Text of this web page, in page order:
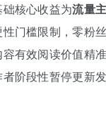
核心收益为流量
门槛限制，零粉
有效阅读价值精
阶段性暂停更新